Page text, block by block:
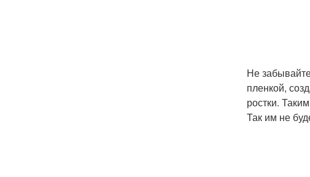
Не
пленкой,
ростки.
Так им не